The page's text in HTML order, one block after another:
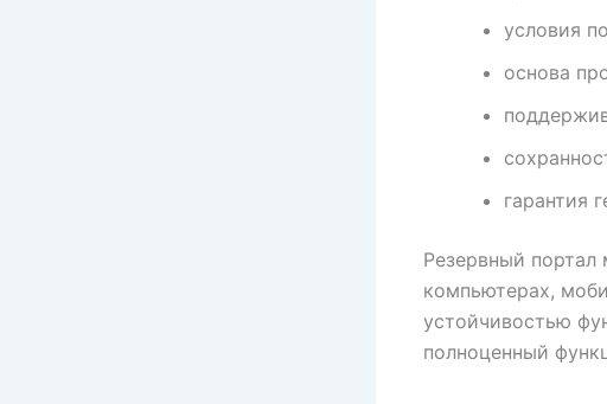
условия
основа
гарантия
Резервный портал
компьютерах,
устойчивостью
полноценный